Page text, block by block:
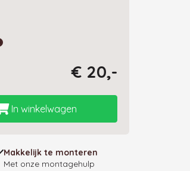
€ 20,-
In winkelwagen
Makkelijk te monteren
Met onze montagehulp